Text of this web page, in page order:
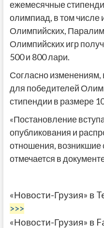
ежемесячные
олимпиад, в том
Олимпийских,
Олимпийских игр
500 и 800 лари.
Согласно изменениям,
для победителей
стипендии в размере
«Постановление
опубликования и
отношения, возникшие
отмечается в
«Новости-Грузия» в
>>>
«Новости-Грузия» в